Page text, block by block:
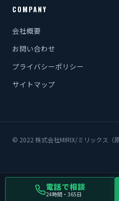
COMPANY
会社概要
お問い合わせ
プライバシーポリシー
サイトマップ
© 2022 株式会社MIRIX/ミリックス（
電話で相談
24時間・365日